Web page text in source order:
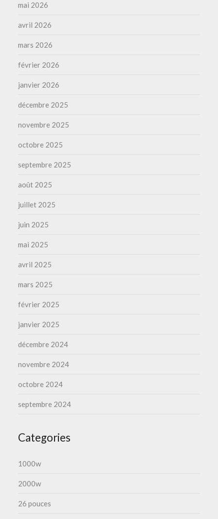
mai 2026
avril 2026
mars 2026
février 2026
janvier 2026
décembre 2025
novembre 2025
octobre 2025
septembre 2025
août 2025
juillet 2025
juin 2025
mai 2025
avril 2025
mars 2025
février 2025
janvier 2025
décembre 2024
novembre 2024
octobre 2024
septembre 2024
Categories
1000w
2000w
26 pouces